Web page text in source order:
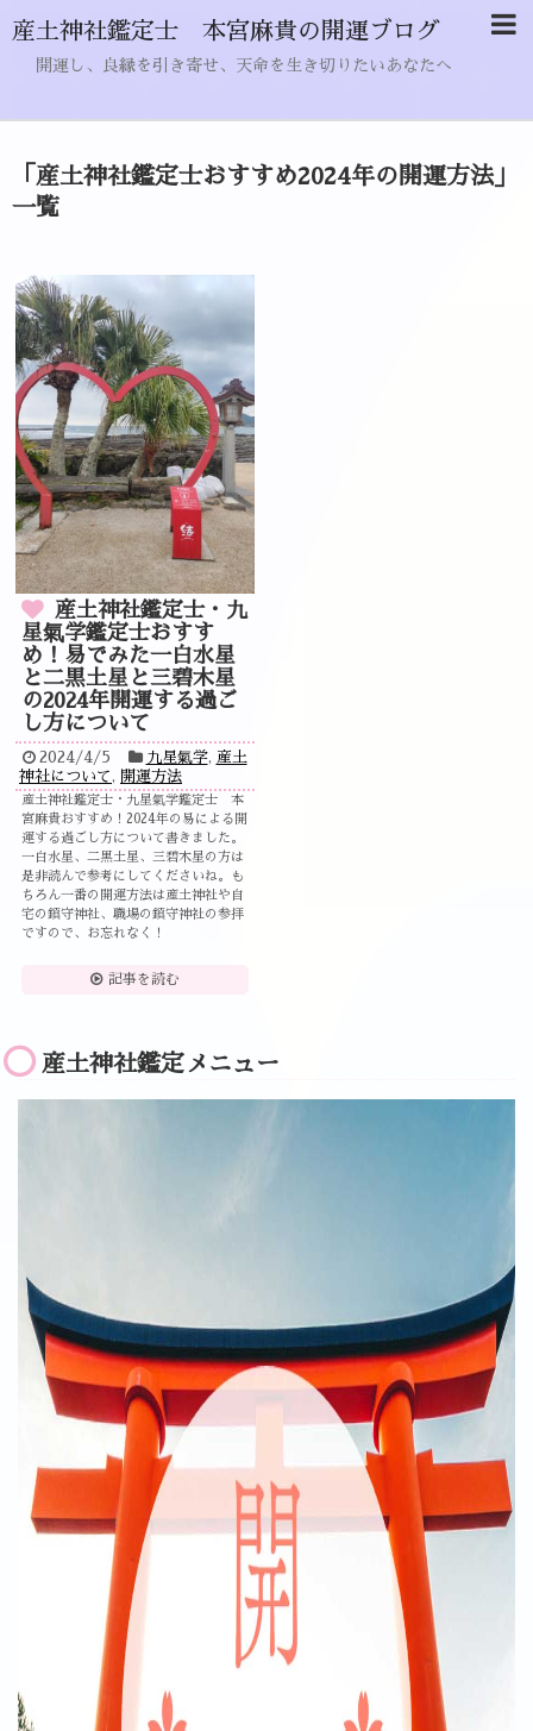
産土神社鑑定士 本宮麻貴の開運ブログ
開運し、良縁を引き寄せ、天命を生き切りたいあなたへ
「 産土神社鑑定士おすすめ2024年の開運方法
一覧
産土神社鑑定士・九
星氣学鑑定士おすす
め！易でみた一白水星
と二黒土星と三碧木星
の2024年開運する過ご
し方について
2024/4/5 九星氣学, 産土
神社について , 開運方法
産土神社鑑定士・九星氣学鑑定士 本
宮麻貴おすすめ！2024年の易による開
運する過ごし方について書きました。
一白水星、二黒土星、三碧木星の方は
是非読んで参考にしてくださいね。も
ちろん一番の開運方法は産土神社や自
宅の鎮守神社、職場の鎮守神社の参拝
ですので、お忘れなく！
記事を読む
産土神社鑑定メニュー